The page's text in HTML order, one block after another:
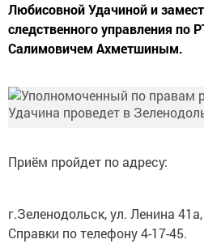
Любисовной Удачиной и
следственного управления по
Салимовичем Ахметшиным.
Приём пройдет по адресу:
г.Зеленодольск, ул. Ленина 41а
Справки по телефону 4-17-45.